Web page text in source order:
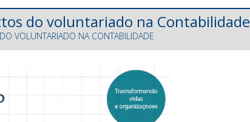
do voluntariado na Contabilidade
VOLUNTARIADO NA CONTABILIDADE